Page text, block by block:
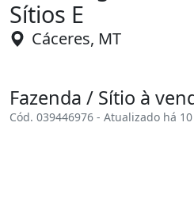
Sítios E
Cáceres, MT
Fazenda / Sítio à
Cód. 039446976 - Atualizado há